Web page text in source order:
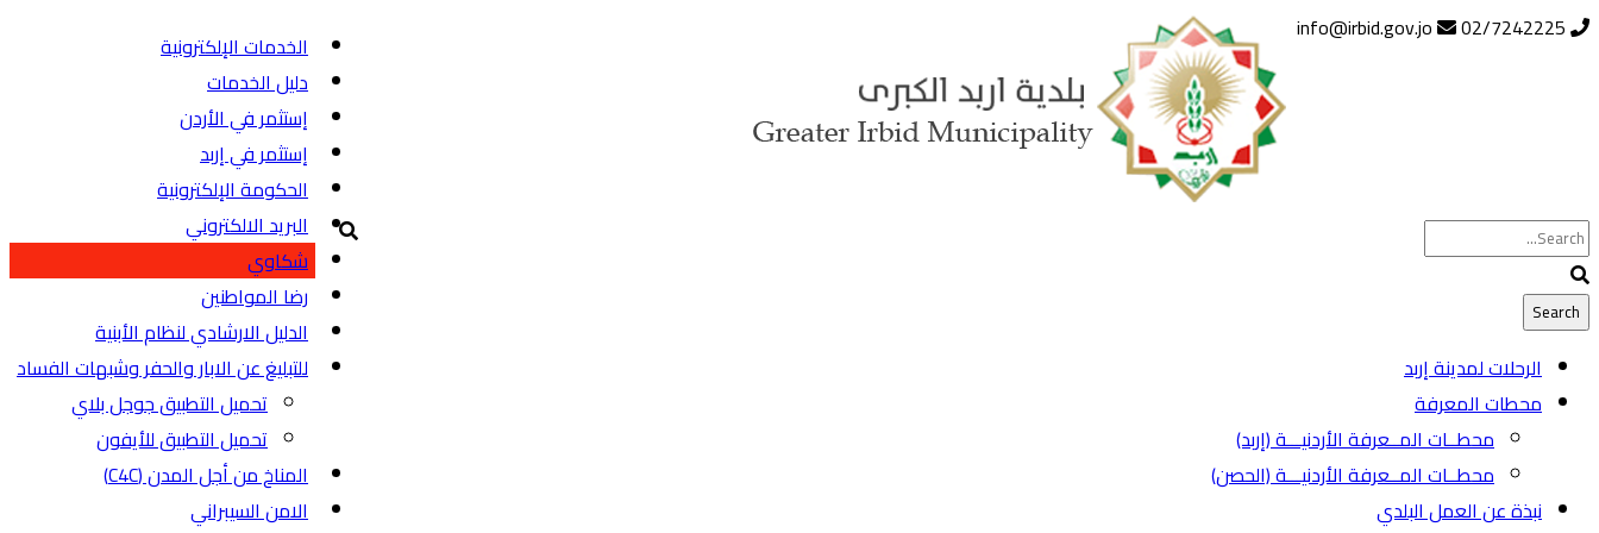
الخدمات الإلكترونية
دليل الخدمات
إستثمر في الأردن
إستثمر في إربد
الحكومة الإلكترونية
البريد الالكتروني
شكاوي
رضا المواطنين
الدليل الارشادي لنظام الأبنية
للتبليغ عن الابار والحفر وشبهات الفساد
تحميل التطبيق جوجل بلاي
تحميل التطبيق للأيفون
المناخ من أجل المدن (C4C)
الامن السيبراني
الرحلات لمدينة إربد
محطات المعرفة
محطــات المــعرفة الأردنيـــة (إربد)
محطــات المــعرفة الأردنيـــة (الحصن)
نبذة عن العمل البلدي